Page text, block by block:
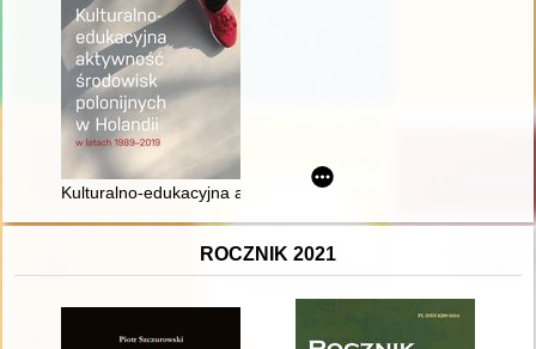
Kulturalno-edukacyjna aktywność środowisk polonijnych w
ROCZNIK 2021